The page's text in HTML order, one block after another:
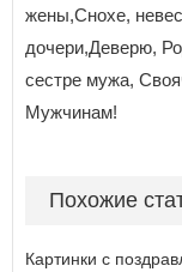
жены,Снохе,
дочери,Деверю,
сестре мужа,
Мужчинам!
Похожие
Картинки с